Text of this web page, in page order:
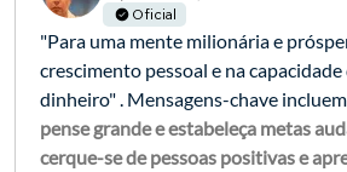
Oficial
"Para uma mente milionária e
crescimento pessoal e na
dinheiro" . Mensagens-chave
pense grande e estabeleça metas
cerque-se de pessoas positivas e